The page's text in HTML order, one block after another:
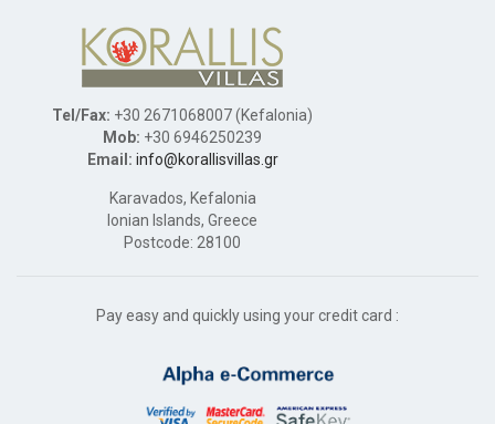
Tel/Fax: +30 2671068007 (Kefalonia)
Mob: +30 6946250239
Email: info@korallisvillas.gr
Karavados, Kefalonia
Ionian Islands, Greece
Postcode: 28100
Pay easy and quickly using your credit card :